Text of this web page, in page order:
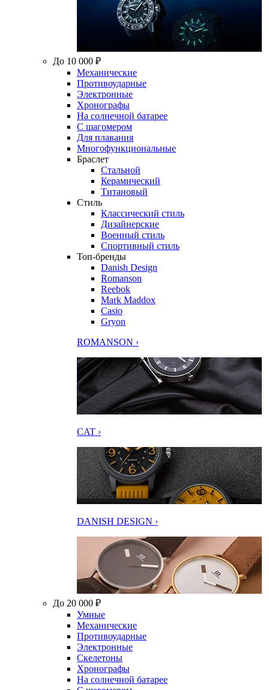
До 10 000 ₽
Механические
Противоударные
Электронные
Хронографы
На солнечной батарее
С шагомером
Для плавания
Многофункциональные
Браслет
Стальной
Керамический
Титановый
Стиль
Классический стиль
Дизайнерские
Военный стиль
Спортивный стиль
Топ-бренды
Danish Design
Romanson
Reebok
Mark Maddox
Casio
Gryon
ROMANSON ›
CAT ›
DANISH DESIGN ›
До 20 000 ₽
Умные
Механические
Противоударные
Электронные
Скелетоны
Хронографы
На солнечной батарее